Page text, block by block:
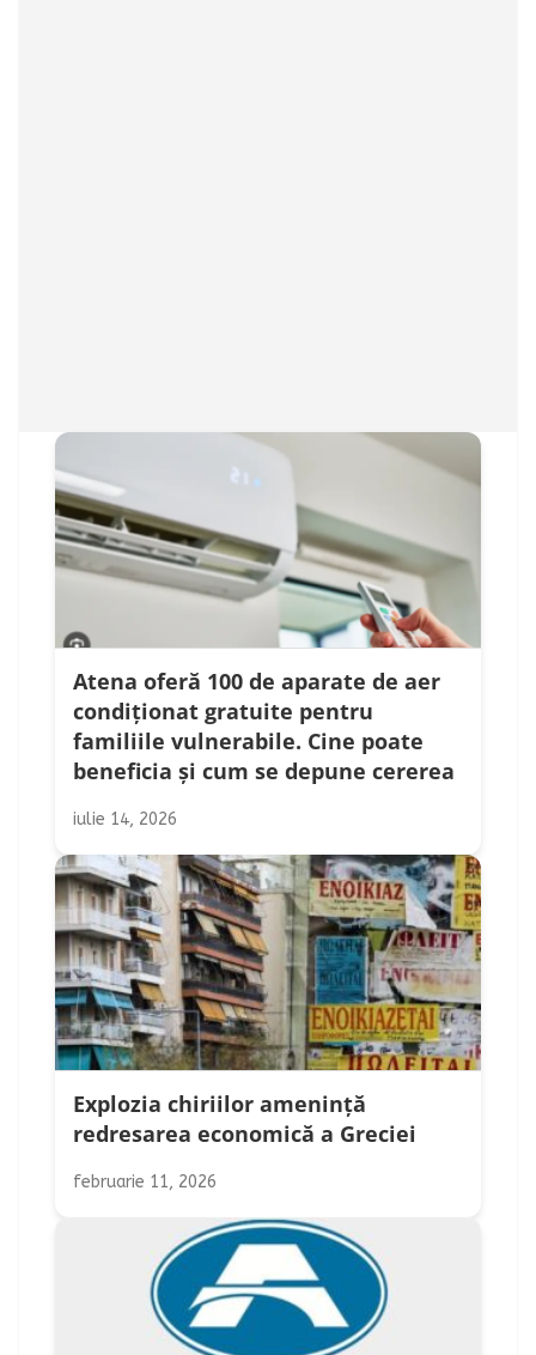
Atena oferă 100 de aparate de aer
condiționat gratuite pentru
familiile vulnerabile. Cine poate
beneficia și cum se depune cererea
iulie 14, 2026
Explozia chiriilor amenință
redresarea economică a Greciei
februarie 11, 2026